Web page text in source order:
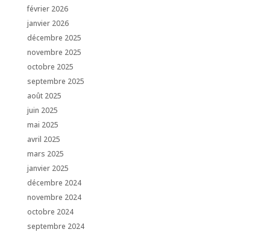
février 2026
janvier 2026
décembre 2025
novembre 2025
octobre 2025
septembre 2025
août 2025
juin 2025
mai 2025
avril 2025
mars 2025
janvier 2025
décembre 2024
novembre 2024
octobre 2024
septembre 2024